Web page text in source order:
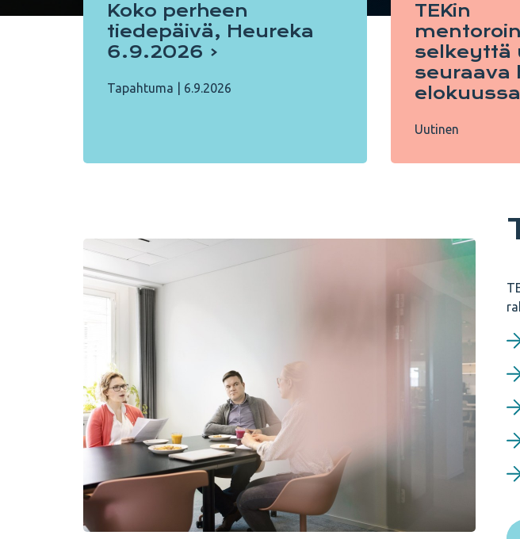
Koko perheen
tiedepäivä, Heureka
6.9.2026
Tapahtuma 6.9.2026
TEKin
selkeyttä
seuraava
elokuussa
Uutinen